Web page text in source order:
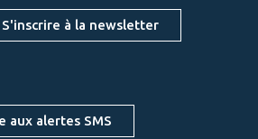
S'inscrire à la newsletter
aux alertes SMS